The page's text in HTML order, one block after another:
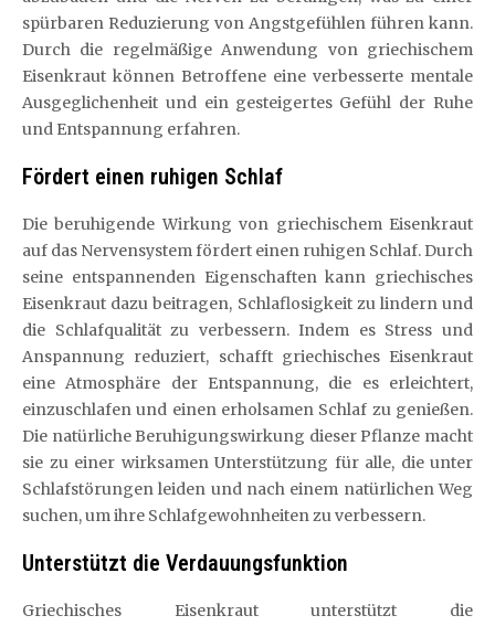
spürbaren Reduzierung von Angstgefühlen führen kann.
Durch die regelmäßige Anwendung von griechischem
Eisenkraut können Betroffene eine verbesserte mentale
Ausgeglichenheit und ein gesteigertes Gefühl der Ruhe
und Entspannung erfahren.
Fördert einen ruhigen Schlaf
Die beruhigende Wirkung von griechischem Eisenkraut
auf das Nervensystem fördert einen ruhigen Schlaf. Durch
seine entspannenden Eigenschaften kann griechisches
Eisenkraut dazu beitragen, Schlaflosigkeit zu lindern und
die Schlafqualität zu verbessern. Indem es Stress und
Anspannung reduziert, schafft griechisches Eisenkraut
eine Atmosphäre der Entspannung, die es erleichtert,
einzuschlafen und einen erholsamen Schlaf zu genießen.
Die natürliche Beruhigungswirkung dieser Pflanze macht
sie zu einer wirksamen Unterstützung für alle, die unter
Schlafstörungen leiden und nach einem natürlichen Weg
suchen, um ihre Schlafgewohnheiten zu verbessern.
Unterstützt die Verdauungsfunktion
Griechisches Eisenkraut unterstützt die